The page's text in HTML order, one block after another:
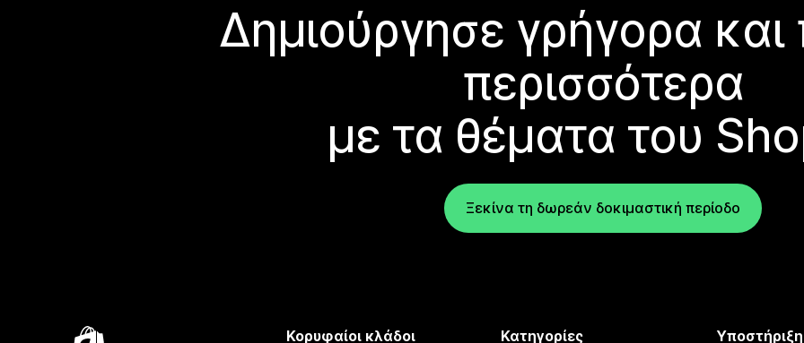
Δημιούργησε γρήγορα
περισσότερα
με τα θέματα του
Ξεκίνα τη δωρεάν δοκιμαστική περίοδο
Κορυφαίοι κλάδοι Κατηγορίες Υποστήριξη